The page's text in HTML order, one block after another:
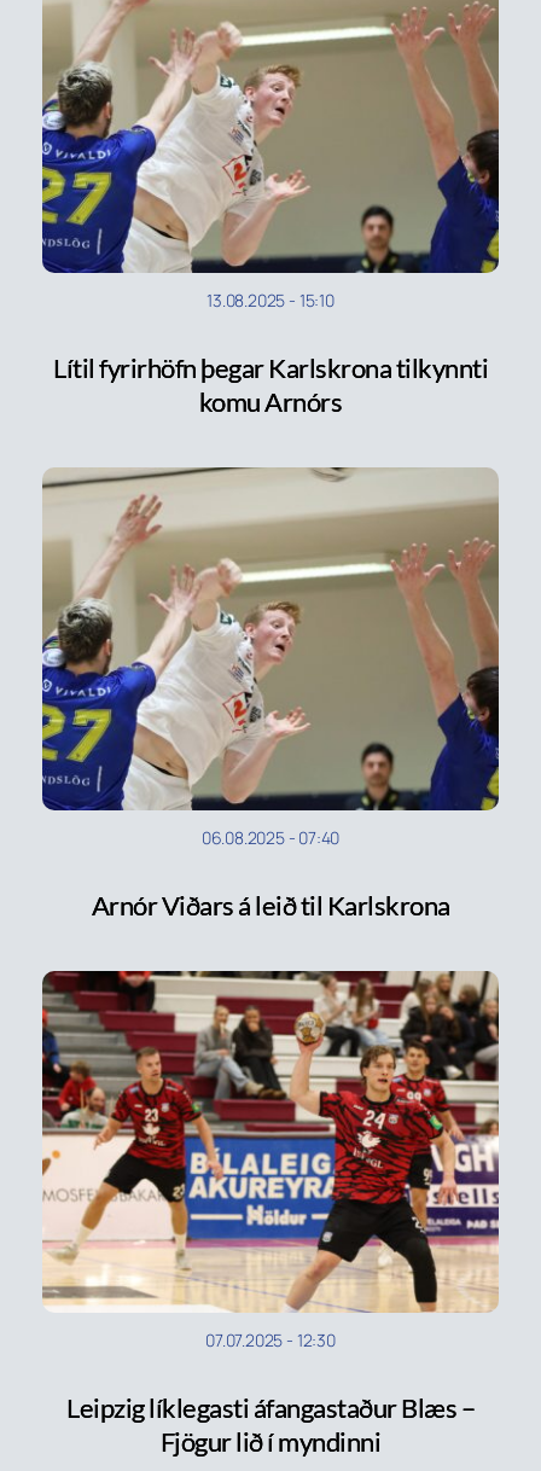
13.08.2025 - 15:10
Lítil fyrirhöfn þegar Karlskrona tilkynnti
komu Arnórs
06.08.2025- 07:40
Arnór Viðars á leið til Karlskrona
07.07.2025 - 12:30
Leipzig líklegasti áfangastaður Blæs –
Fjögur lið í myndinni